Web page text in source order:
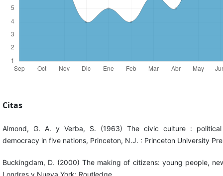
Citas
Almond, G. A. y Verba, S. (1963) The civic culture :
democracy in five nations, Princeton, N.J. : Princeton University
Buckingdam, D. (2000) The making of citizens: young people,
Londres y Nueva York: Routledge.